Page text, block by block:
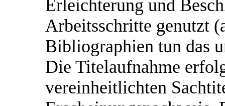
Erleichterung und
Arbeitsschritte genutzt
Bibliographien tun das
Die Titelaufnahme
vereinheitlichten